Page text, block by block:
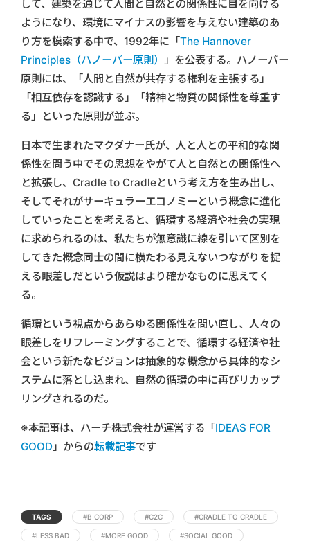
して、建築を通じて人間と自然との関係性に目を向ける
ようになり、環境にマイナスの影響を与えない建築のあ
り方を模索する中で、1992年に「The Hannover
Principles（ハノーバー原則） 」を公表する。ハノーバー
原則には、「人間と自然が共存する権利を主張する」
「相互依存を認識する」「精神と物質の関係性を尊重す
る」といった原則が並ぶ。
日本で生まれたマクダナー氏が、人と人との平和的な関
係性を問う中でその思想をやがて人と自然との関係性へ
と拡張し、Cradle to Cradleという考え方を生み出し、
そしてそれがサーキュラーエコノミーという概念に進化
していったことを考えると、循環する経済や社会の実現
に求められるのは、私たちが無意識に線を引いて区別を
してきた概念同士の間に横たわる見えないつながりを捉
える眼差しだという仮説はより確かなものに思えてく
る。
循環という視点からあらゆる関係性を問い直し、人々の
眼差しをリフレーミングすることで、循環する経済や社
会という新たなビジョンは抽象的な概念から具体的なシ
ステムに落とし込まれ、自然の循環の中に再びリカップ
リングされるのだ。
※本記事は、ハーチ株式会社が運営する「IDEAS FOR
GOOD」からの転載記事です
TAGS #B CORP #C2C #CRADLE TO CRADLE
#LESS BAD #MORE GOOD #SOCIAL GOOD